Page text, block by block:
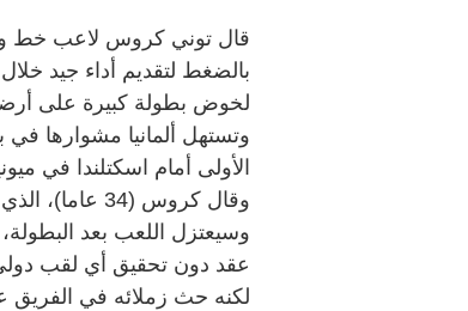
قال توني كروس لاعب خط وسط
لخوض بطولة كبيرة على
وتستهل ألمانيا مشوارها في
الأولى أمام اسكتلندا في
وقال كروس
وسيعتزل اللعب بعد
عقد دون تحقيق أي لقب
لكنه حث زملائه في الفريق